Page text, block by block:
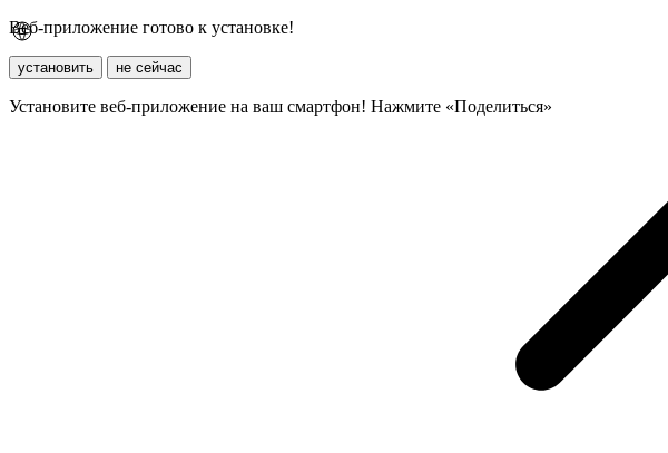
Веб-приложение готово к установке!
установить не сейчас
Установите веб-приложение на ваш смартфон! Нажмите «Поделиться»